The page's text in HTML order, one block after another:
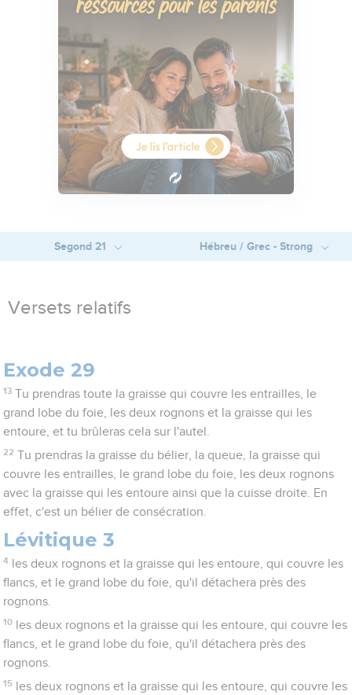
Segond 21 Hébreu / Grec - Strong
Versets relatifs
Exode 29
13 Tu prendras toute la graisse qui couvre les entrailles, le
grand lobe du foie, les deux rognons et la graisse qui les
entoure, et tu brûleras cela sur l'autel.
22 Tu prendras la graisse du bélier, la queue, la graisse qui
couvre les entrailles, le grand lobe du foie, les deux rognons
avec la graisse qui les entoure ainsi que la cuisse droite. En
effet, c'est un bélier de consécration.
Lévitique 3
4
les deux rognons et la graisse qui les entoure, qui couvre les
flancs, et le grand lobe du foie, qu'il détachera près des
rognons.
10
les deux rognons et la graisse qui les entoure, qui couvre les
flancs, et le grand lobe du foie, qu'il détachera près des
rognons.
15 les deux rognons et la graisse qui les entoure, qui couvre les